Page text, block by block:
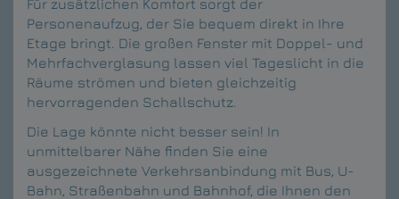
Für zusätzlichen Komfort sorgt der
Personenaufzug, der Sie bequem direkt in Ihre
Etage bringt. Die großen Fenster mit Doppel- und
Mehrfachverglasung lassen viel Tageslicht in die
Räume strömen und bieten gleichzeitig
hervorragenden Schallschutz.
Die Lage könnte nicht besser sein! In
unmittelbarer Nähe finden Sie eine
ausgezeichnete Verkehrsanbindung mit Bus, U-
Bahn, Straßenbahn und Bahnhof, die Ihnen den